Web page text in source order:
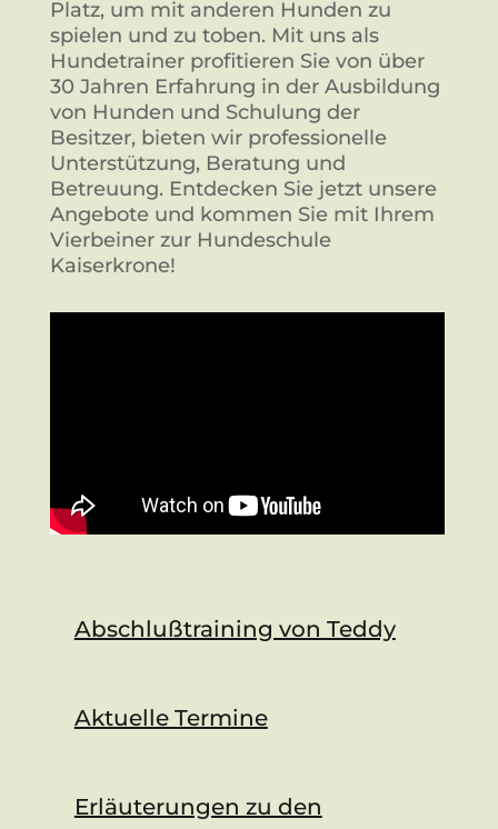
Platz, um mit anderen Hunden zu
spielen und zu toben. Mit uns als
Hundetrainer profitieren Sie von über
30 Jahren Erfahrung in der Ausbildung
von Hunden und Schulung der
Besitzer, bieten wir professionelle
Unterstützung, Beratung und
Betreuung. Entdecken Sie jetzt unsere
Angebote und kommen Sie mit Ihrem
Vierbeiner zur Hundeschule
Kaiserkrone!
Abschlußtraining von Teddy
Aktuelle Termine
Erläuterungen zu den